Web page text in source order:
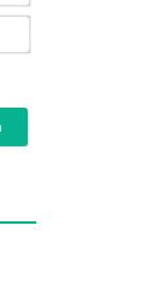
Email*